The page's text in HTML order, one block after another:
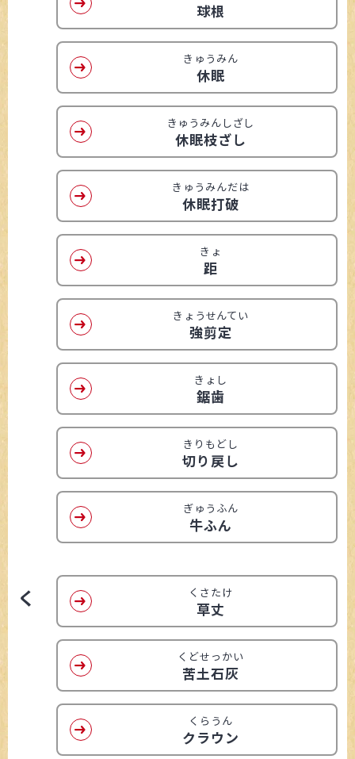
球根
きゅうみん
休眠
きゅうみんしざし
休眠枝ざし
きゅうみんだは
休眠打破
きょ
距
きょうせんてい
強剪定
きょし
鋸歯
きりもどし
切り戻し
ぎゅうふん
牛ふん
く くさたけ
草丈
くどせっかい
苦土石灰
くらうん
クラウン